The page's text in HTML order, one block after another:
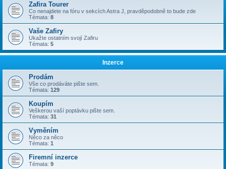
Zafira Tourer
Co nenajdete na fóru v sekcích Astra J, pravděpodobně to bude zde
Témata: 8
Vaše Zafiry
Ukažte ostatním svojí Zafiru
Témata: 5
Inzerce
Prodám
Vše co prodáváte pište sem.
Témata: 129
Koupím
Veškerou vaší poptávku pište sem.
Témata: 31
Vyměním
Něco za něco
Témata: 1
Firemní inzerce
Témata: 9